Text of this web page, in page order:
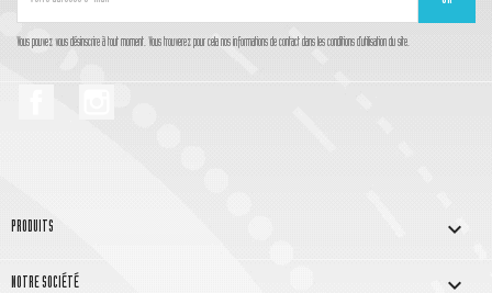
Vous pouvez vous désinscrire à tout moment. Vous trouverez pour cela nos informations de contact dans les conditions d'utilisation du site.
PRODUITS 
NOTRE SOCIÉTÉ 